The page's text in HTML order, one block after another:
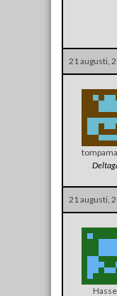
21 augusti,
21 augusti,